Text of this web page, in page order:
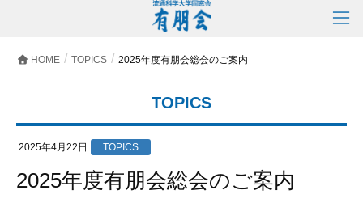
HOME TOPICS 2025年度有朋会総会のご案内
TOPICS
2025年4月22日 TOPICS
2025年度有朋会総会のご案内